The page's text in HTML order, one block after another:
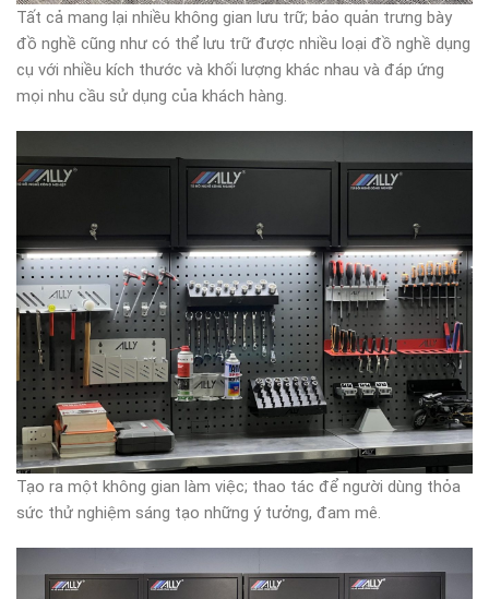
Tất cả mang lại nhiều không gian lưu trữ; bảo quản trưng bày
đồ nghề cũng như có thể lưu trữ được nhiều loại đồ nghề dụng
cụ với nhiều kích thước và khối lượng khác nhau và đáp ứng
mọi nhu cầu sử dụng của khách hàng.
Tạo ra một không gian làm việc; thao tác để người dùng thỏa
sức thử nghiệm sáng tạo những ý tưởng, đam mê.